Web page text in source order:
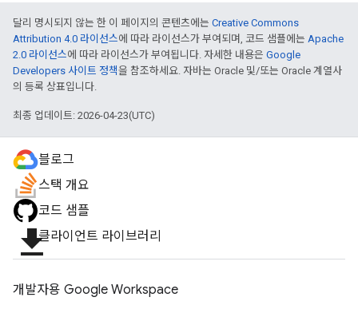
달리 명시되지 않는 한 이 페이지의 콘텐츠에는 Creative Commons
Attribution 4.0 라이선스에 따라 라이선스가 부여되며, 코드 샘플에는 Apache
2.0 라이선스에 따라 라이선스가 부여됩니다. 자세한 내용은 Google
Developers 사이트 정책을 참조하세요. 자바는 Oracle 및/또는 Oracle 계열사
의 등록 상표입니다.
최종 업데이트: 2026-04-23(UTC)
블로그
스택 개요
코드 샘플
file_download클라이언트 라이브러리
개발자용 Google Workspace